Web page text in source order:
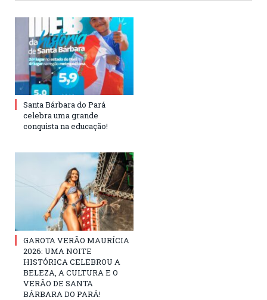
Santa Bárbara do Pará
celebra uma grande
conquista na educação!
GAROTA VERÃO MAURÍCIA
2026: UMA NOITE
HISTÓRICA CELEBROU A
BELEZA, A CULTURA E O
VERÃO DE SANTA
BÁRBARA DO PARÁ!